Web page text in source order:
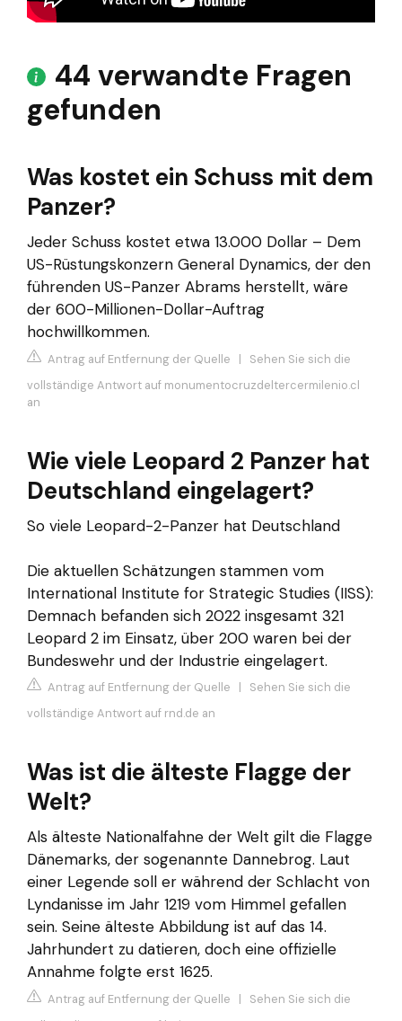
44 verwandte Fragen
gefunden
Was kostet ein Schuss mit dem
Panzer?
Jeder Schuss kostet etwa 13.000 Dollar – Dem
US-Rüstungskonzern General Dynamics, der den
führenden US-Panzer Abrams herstellt, wäre
der 600-Millionen-Dollar-Auftrag
hochwillkommen.
Antrag auf Entfernung der Quelle | Sehen Sie sich die
vollständige Antwort auf monumentocruzdeltercermilenio.cl
an
Wie viele Leopard 2 Panzer hat
Deutschland eingelagert?
So viele Leopard-2-Panzer hat Deutschland
Die aktuellen Schätzungen stammen vom
International Institute for Strategic Studies (IISS):
Demnach befanden sich 2022 insgesamt 321
Leopard 2 im Einsatz, über 200 waren bei der
Bundeswehr und der Industrie eingelagert.
Antrag auf Entfernung der Quelle | Sehen Sie sich die
vollständige Antwort auf rnd.de an
Was ist die älteste Flagge der
Welt?
Als älteste Nationalfahne der Welt gilt die Flagge
Dänemarks, der sogenannte Dannebrog. Laut
einer Legende soll er während der Schlacht von
Lyndanisse im Jahr 1219 vom Himmel gefallen
sein. Seine älteste Abbildung ist auf das 14.
Jahrhundert zu datieren, doch eine offizielle
Annahme folgte erst 1625.
Antrag auf Entfernung der Quelle | Sehen Sie sich die